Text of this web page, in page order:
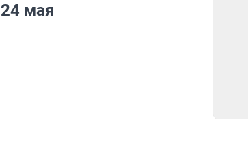
мая